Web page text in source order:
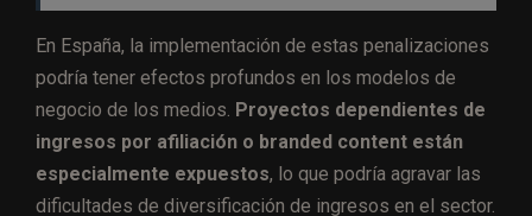
En España, la implementación de estas penalizaciones
podría tener efectos profundos en los modelos de
negocio de los medios. Proyectos dependientes de
ingresos por afiliación o branded content están
especialmente expuestos, lo que podría agravar las
dificultades de diversificación de ingresos en el sector.